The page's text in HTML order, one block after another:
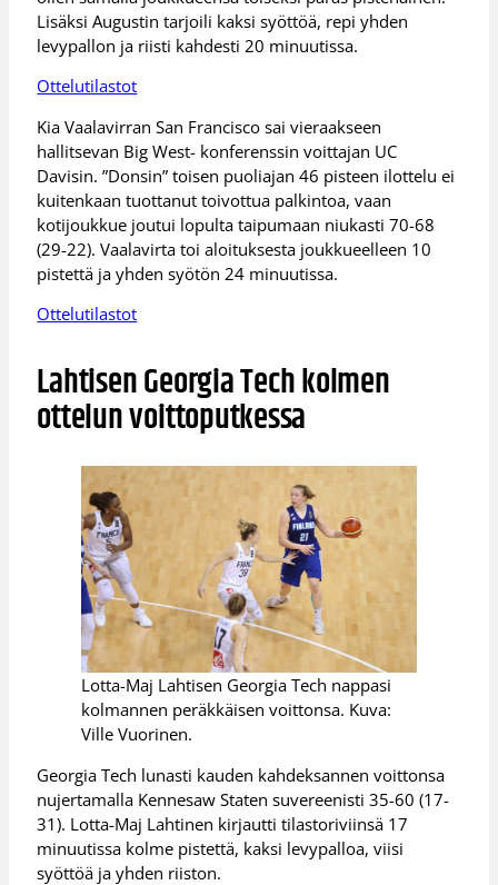
Lisäksi Augustin tarjoili kaksi syöttöä, repi yhden
levypallon ja riisti kahdesti 20 minuutissa.
Ottelutilastot
Kia Vaalavirran San Francisco sai vieraakseen
hallitsevan Big West- konferenssin voittajan UC
Davisin. ”Donsin” toisen puoliajan 46 pisteen ilottelu ei
kuitenkaan tuottanut toivottua palkintoa, vaan
kotijoukkue joutui lopulta taipumaan niukasti 70-68
(29-22). Vaalavirta toi aloituksesta joukkueelleen 10
pistettä ja yhden syötön 24 minuutissa.
Ottelutilastot
Lahtisen Georgia Tech kolmen
ottelun voittoputkessa
Lotta-Maj Lahtisen Georgia Tech nappasi
kolmannen peräkkäisen voittonsa. Kuva:
Ville Vuorinen.
Georgia Tech lunasti kauden kahdeksannen voittonsa
nujertamalla Kennesaw Staten suvereenisti 35-60 (17-
31). Lotta-Maj Lahtinen kirjautti tilastoriviinsä 17
minuutissa kolme pistettä, kaksi levypalloa, viisi
syöttöä ja yhden riiston.